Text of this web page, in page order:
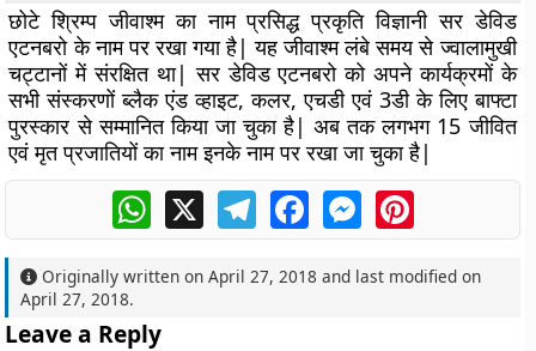
छोटे श्रिम्प जीवाश्म का नाम प्रसिद्ध प्रकृति विज्ञानी सर डेविड
एटनबरो के नाम पर रखा गया है| यह जीवाश्म लंबे समय से ज्वालामुखी
चट्टानों में संरक्षित था| सर डेविड एटनबरो को अपने कार्यक्रमों के
सभी संस्करणों ब्लैक एंड व्हाइट, कलर, एचडी एवं 3डी के लिए बाफ्टा
पुरस्कार से सम्मानित किया जा चुका है| अब तक लगभग 15 जीवित
एवं मृत प्रजातियों का नाम इनके नाम पर रखा जा चुका है|
WhatsApp
X TelegramFacebookMessengerPinterest
Originally written onApril 27, 2018 and last modified on
April 27, 2018.
Leave a Reply